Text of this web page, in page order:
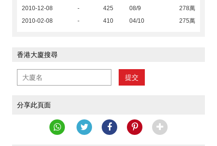
2010-12-08
- 425 08/9
278萬
2010-02-08
- 410 04/10 275萬
香港大廈搜尋
提交
分享此頁面